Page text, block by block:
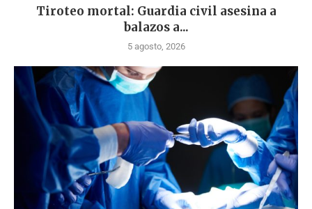
Tiroteo mortal: Guardia civil asesina a
balazos a...
5 agosto, 2026